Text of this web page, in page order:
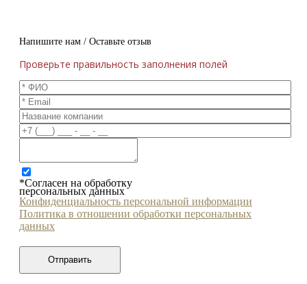
Напишите нам / Оставьте отзыв
Проверьте правильность заполнения полей
*Согласен на обработку
персональных данных
Конфиденциальность персональной информации
Политика в отношении обработки персональных
данных